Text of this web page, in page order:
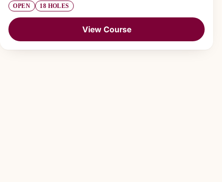
OPEN 18 HOLES
View Course